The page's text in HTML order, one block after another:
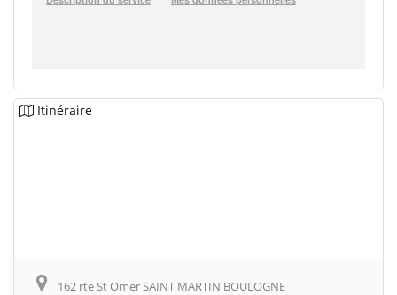
Itinéraire
162 rte St Omer SAINT MARTIN BOULOGNE